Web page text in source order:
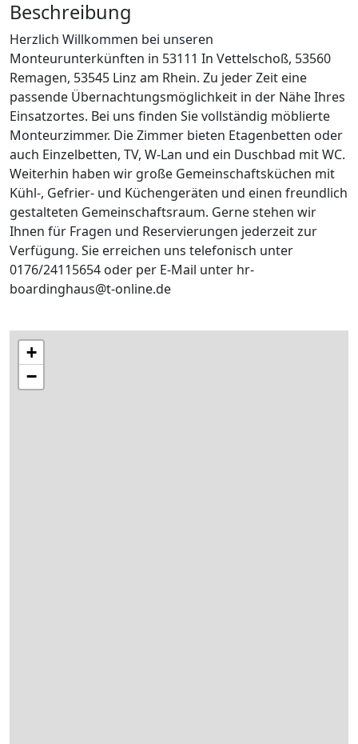
Beschreibung
Herzlich Willkommen bei unseren
Monteurunterkünften in 53111 In Vettelschoß, 53560
Remagen, 53545 Linz am Rhein. Zu jeder Zeit eine
passende Übernachtungsmöglichkeit in der Nähe Ihres
Einsatzortes. Bei uns finden Sie vollständig möblierte
Monteurzimmer. Die Zimmer bieten Etagenbetten oder
auch Einzelbetten, TV, W-Lan und ein Duschbad mit WC.
Weiterhin haben wir große Gemeinschaftsküchen mit
Kühl-, Gefrier- und Küchengeräten und einen freundlich
gestalteten Gemeinschaftsraum. Gerne stehen wir
Ihnen für Fragen und Reservierungen jederzeit zur
Verfügung. Sie erreichen uns telefonisch unter
0176/24115654 oder per E-Mail unter hr-
boardinghaus@t-online.de
+
−